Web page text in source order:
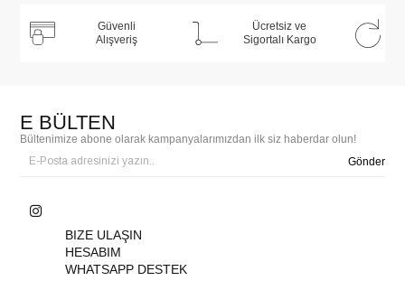
Güvenli
Alışveriş
Ücretsiz ve
Sigortalı Kargo
E BÜLTEN
Bültenimize abone olarak kampanyalarımızdan ilk siz haberdar olun!
Gönder
BIZE ULAŞIN
HESABIM
WHATSAPP DESTEK